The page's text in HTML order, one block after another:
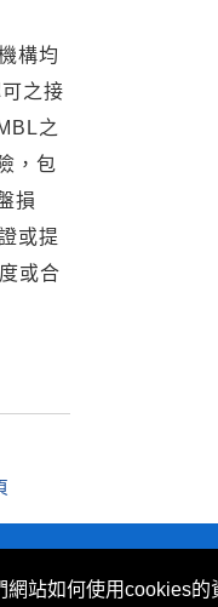
構均
之接
之
，包
損
或提
或合
站如何使用cookies的